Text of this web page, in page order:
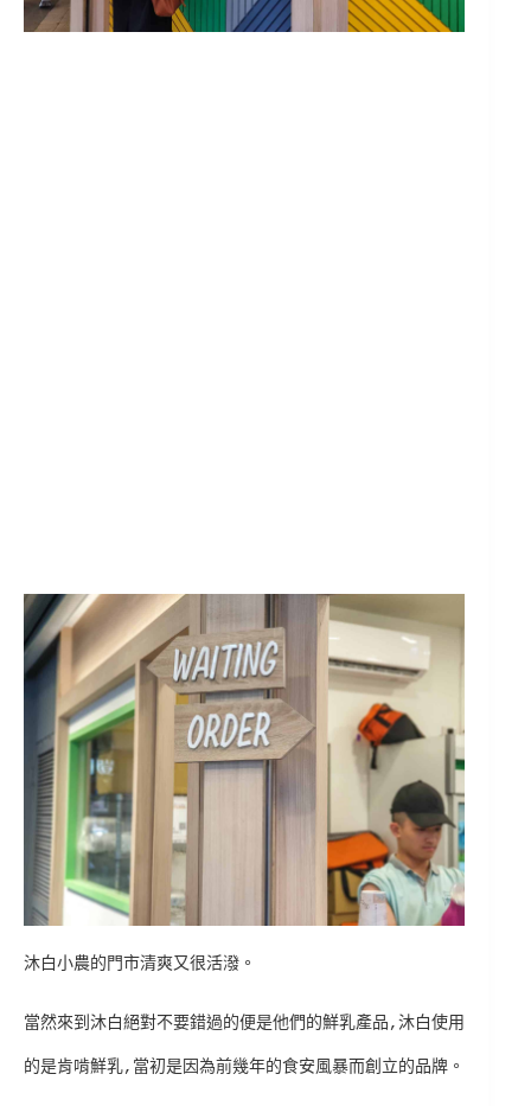
沐白小農的門市清爽又很活潑。
當然來到沐白絕對不要錯過的便是他們的鮮乳產品,沐白使用
的是肯啃鮮乳,當初是因為前幾年的食安風暴而創立的品牌。